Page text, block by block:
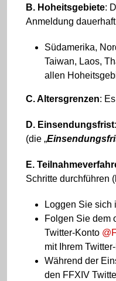
B. Hoheitsgebiete:
Anmeldung
Südamerika,
Taiwan, Laos,
allen
C. Altersgrenzen:
D. Einsendungsfrist
(die „
E.
Schritte durchführen
Loggen Sie sich
Folgen Sie dem
Twitter-Konto
mit Ihrem
Während der
den FFXIV